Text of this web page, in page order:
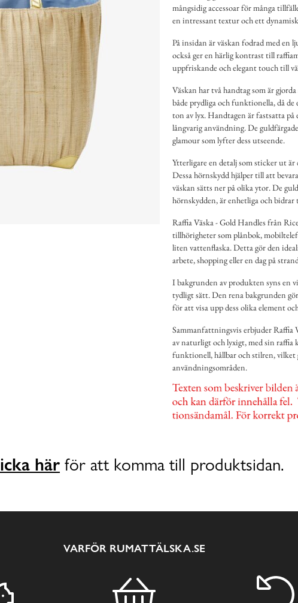
mångsidig accessoar för många
en intressant textur och ett
På insidan är väskan fodrad med en
också ger en härlig kontrast till
uppfriskande och elegant touch till
Väskan har två handtag som är
både prydliga och funktionella, då
ton av lyx. Handtagen är fastsatta
långvarig användning. De
glamour som lyfter dess utseende.
Ytterligare en detalj som sticker ut är
Dessa hörnskydd hjälper till att
väskan sätts ner på olika ytor. De
hörnskydden, är enhetliga och bidrar
Raffia Väska - Gold Handles från
tillhörigheter som plånbok,
liten vattenflaska. Detta gör den
arbete, shopping eller en dag på
I bakgrunden av produkten syns en
tydligt sätt. Den rena bakgrunden
för att visa upp dess olika element
Sammanfattningsvis erbjuder
av naturligt och lyxigt, med sin raffia
funktionell, hållbar och stilren,
användningsområden.
här för att komma till produktsidan.
VARFÖR RUMATTÄLSKA.SE